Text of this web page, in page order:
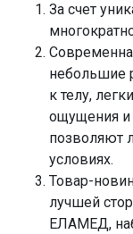
За счет
небольшие
к телу,
ощущения
позволяют
условиях.
Товар-
лучшей
ЕЛАМЕД,